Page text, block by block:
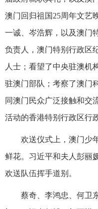
澳门回归祖国25周年文艺
一诚、岑浩辉，以及澳门
负责人，澳门特别行政区
人士；看望了中央驻澳机
驻澳门部队；考察了澳门
同澳门民众广泛接触和交
活动的香港特别行政区行
欢送仪式上，澳门少
鲜花。习近平和夫人彭丽
欢送队伍挥手道别。
蔡奇、李鸿忠、何卫